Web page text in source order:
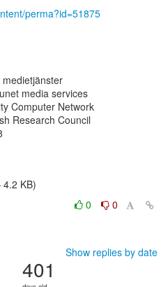
perma?id=51875
media services
Computer Network
Research Council
KB)
0
0
Show replies by date
401